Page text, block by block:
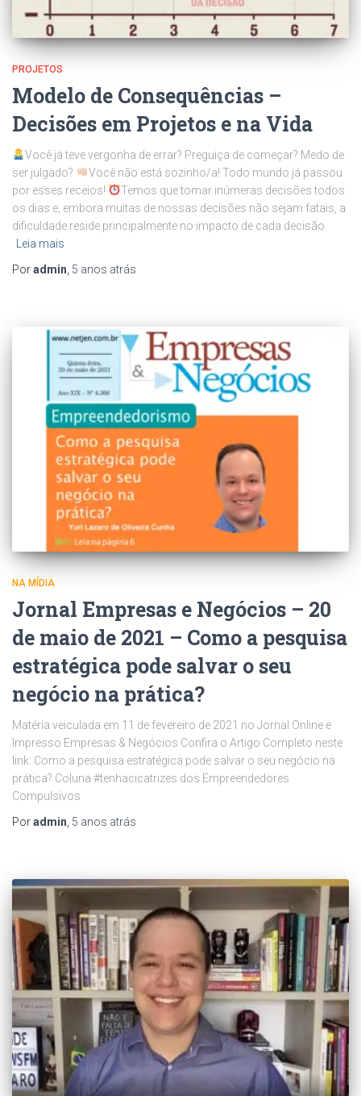
PROJETOS
Modelo de Consequências –
Decisões em Projetos e na Vida
Você já teve vergonha de errar? Preguiça de começar? Medo de
ser julgado?
Você não está sozinho/a! Todo mundo já passou
por esses receios!
Temos que tomar inúmeras decisões todos
os dias e, embora muitas de nossas decisões não sejam fatais, a
dificuldade reside principalmente no impacto de cada decisão
Leia mais
Poradmin 5 anos atrás
NA MÍDIA
Jornal Empresas e Negócios – 20
de maio de 2021 – Como a pesquisa
estratégica pode salvar o seu
negócio na prática?
Matéria veiculada em 11 de fevereiro de 2021 no Jornal Online e
Impresso Empresas & Negócios Confira o Artigo Completo neste
link: Como a pesquisa estratégica pode salvar o seu negócio na
prática? Coluna #tenhacicatrizes dos Empreendedores
Compulsivos
Poradmin 5 anos atrás